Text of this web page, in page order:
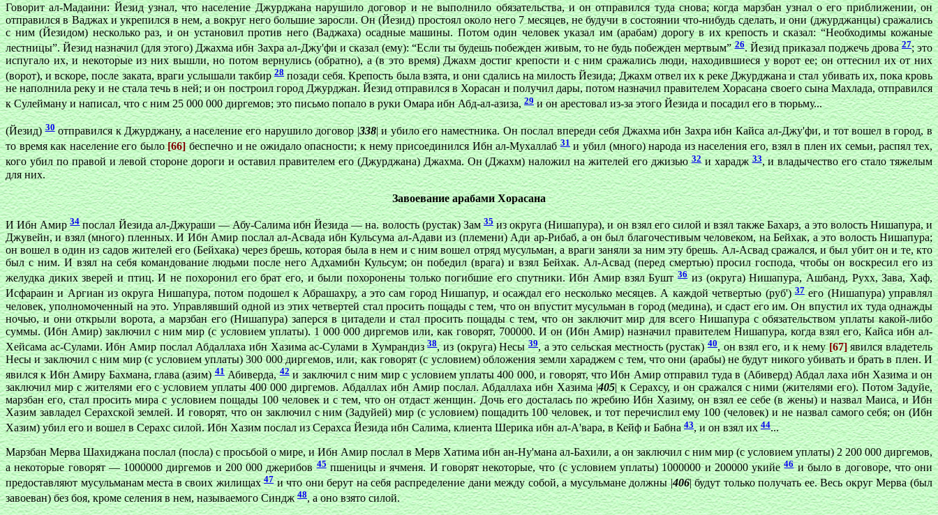
Говорит ал-Мадаини: Йезид узнал, что население Джурджана нарушило договор и не выполнило обязательства, и он отправился туда снова; когда марзбан узнал о его приближении, он
отправился в Ваджах и укрепился в нем, а вокруг него большие заросли. Он (Йезид) простоял около него 7 месяцев, не будучи в состоянии что-нибудь сделать, и они (джурджанцы) сражались
с ним (Йезидом) несколько раз, и он установил против него (Ваджаха) осадные машины. Потом один человек указал им (арабам) дорогу в их крепость и сказал: “Необходимы кожаные
лестницы”. Йезид назначил (для этого) Джахма ибн Захра ал-Джу'фи и сказал (ему): “Если ты будешь побежден живым, то не будь побежден мертвым”26. Йезид приказал поджечь дрова27; это
испугало их, и некоторые из них вышли, но потом вернулись (обратно), а (в это время) Джахм достиг крепости и с ним сражались люди, находившиеся у ворот ее; он оттеснил их от них
(ворот), и вскоре, после заката, враги услышали такбир28позади себя. Крепость была взята, и они сдались на милость Йезида; Джахм отвел их к реке Джурджана и стал убивать их, пока кровь
не наполнила реку и не стала течь в ней; и он построил город Джурджан. Йезид отправился в Хорасан и получил дары, потом назначил правителем Хорасана своего сына Махлада, отправился
к Сулейману и написал, что с ним 25 000 000 диргемов; это письмо попало в руки Омара ибн Абд-ал-азиза,29и он арестовал из-за этого Йезида и посадил его в тюрьму...
(Йезид)30отправился к Джурджану, а население его нарушило договор |338| и убило его наместника. Он послал впереди себя Джахма ибн Захра ибн Кайса ал-Джу'фи, и тот вошел в город, в
то время как население его было[66]беспечно и не ожидало опасности; к нему присоединился Ибн ал-Мухаллаб31и убил (много) народа из населения его, взял в плен их семьи, распял тех,
кого убил по правой и левой стороне дороги и оставил правителем его (Джурджана) Джахма. Он (Джахм) наложил на жителей его джизью32и харадж33, и владычество его стало тяжелым
для них.
Завоевание арабами Хорасана
И Ибн Амир34послал Йезида ал-Джураши — Абу-Салима ибн Йезида — на. волость (рустак) Зам35из округа (Нишапура), и он взял его силой и взял также Бахарз, а это волость Нишапура, и
Джувейн, и взял (много) пленных. И Ибн Амир послал ал-Асвада ибн Кульсума ал-Адави из (племени) Ади ар-Рибаб, а он был благочестивым человеком, на Бейхак, а это волость Нишапура;
он вошел в один из садов жителей его (Бейхака) через брешь, которая была в нем и с ним вошел отряд мусульман, а враги заняли за ним эту брешь. Ал-Асвад сражался, и был убит он и те, кто
был с ним. И взял на себя командование людьми после него Адхамибн Кульсум; он победил (врага) и взял Бейхак. Ал-Асвад (перед смертью) просил господа, чтобы он воскресил его из
желудка диких зверей и птиц. И не похоронил его брат его, и были похоронены только погибшие его спутники. Ибн Амир взял Бушт36из (округа) Нишапура, Ашбанд, Рухх, Зава, Хаф,
Исфараин и Аргиан из округа Нишапура, потом подошел к Абрашахру, а это сам город Нишапур, и осаждал его несколько месяцев. А каждой четвертью (руб')37его (Нишапура) управлял
человек, уполномоченный на это. Управлявший одной из этих четвертей стал просить пощады с тем, что он впустит мусульман в город (медина), и сдаст его им. Он впустил их туда однажды
ночью, и они открыли ворота, а марзбан его (Нишапура) заперся в цитадели и стал просить пощады с тем, что он заключит мир для всего Нишапура с обязательством уплаты какой-либо
суммы. (Ибн Амир) заключил с ним мир (с условием уплаты). 1 000 000 диргемов или, как говорят, 700000. И он (Ибн Амир) назначил правителем Нишапура, когда взял его, Кайса ибн ал-
Хейсама ас-Сулами. Ибн Амир послал Абдаллаха ибн Хазима ас-Сулами в Хумрандиз38, из (округа) Несы39, а это сельская местность (рустак)40, он взял его, и к нему[67]явился владетель
Несы и заключил с ним мир (с условием уплаты) 300 000 диргемов, или, как говорят (с условием) обложения земли хараджем с тем, что они (арабы) не будут никого убивать и брать в плен. И
явился к Ибн Амиру Бахмана, глава (азим)41Абиверда,42и заключил с ним мир с условием уплаты 400 000, и говорят, что Ибн Амир отправил туда в (Абиверд) Абдал лаха ибн Хазима и он
заключил мир с жителями его с условием уплаты 400 000 диргемов. Абдаллах ибн Амир послал. Абдаллаха ибн Хазима |405| к Серахсу, и он сражался с ними (жителями его). Потом Задуйе,
марзбан его, стал просить мира с условием пощады 100 человек и с тем, что он отдаст женщин. Дочь его досталась по жребию Ибн Хазиму, он взял ее себе (в жены) и назвал Маиса, и Ибн
Хазим завладел Серахской землей. И говорят, что он заключил с ним (Задуйей) мир (с условием) пощадить 100 человек, и тот перечислил ему 100 (человек) и не назвал самого себя; он (Ибн
Хазим) убил его и вошел в Серахс силой. Ибн Хазим послал из Серахса Йезида ибн Салима, клиента Шерика ибн ал-А'вара, в Кейф и Бабна43, и он взял их44...
Марзбан Мерва Шахиджана послал (посла) с просьбой о мире, и Ибн Амир послал в Мерв Хатима ибн aн-Ну'мана ал-Бахили, а он заключил с ним мир (с условием уплаты) 2 200 000 диргемов,
а некоторые говорят — 1000000 диргемов и 200 000 джерибов45пшеницы и ячменя. И говорят некоторые, что (с условием уплаты) 1000000 и 200000 укийе46и было в договоре, что они
предоставляют мусульманам места в своих жилищах47и что они берут на себя распределение дани между собой, а мусульмане должны |406| будут только получать ее. Весь округ Мерва (был
завоеван) без боя, кроме селения в нем, называемого Синдж48, а оно взято силой.